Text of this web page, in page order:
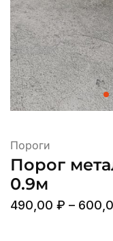
Пороги
Порог
0.9м
490,00 ₽ –